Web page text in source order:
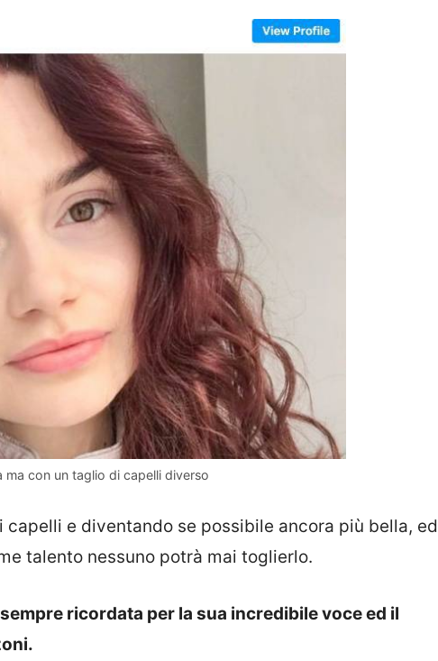
ma con un taglio di capelli diverso
e diventando se possibile ancora più bella, ed
talento nessuno potrà mai toglierlo.
ricordata per la sua incredibile voce ed il